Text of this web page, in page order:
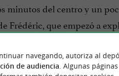
minutos del centro y un
Frédéric, que empezó a
navegando, autoriza al
de audiencia . Algunas